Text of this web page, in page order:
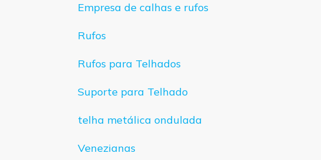
Empresa de calhas e rufos
Rufos
Rufos para Telhados
Suporte para Telhado
telha metálica ondulada
Venezianas